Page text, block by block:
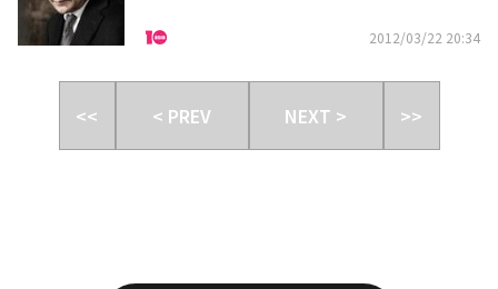
2012/03/22 20:34
<< < PREV NEXT > >>